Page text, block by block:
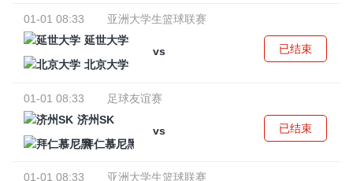
01-01 08:33
亚洲大学生篮球联赛
延世大学
vs
北京大学
已结束
01-01 08:33
足球友谊赛
济州SK
vs
拜仁慕尼黑
已结束
01-01 08:33
亚洲大学生篮球联赛